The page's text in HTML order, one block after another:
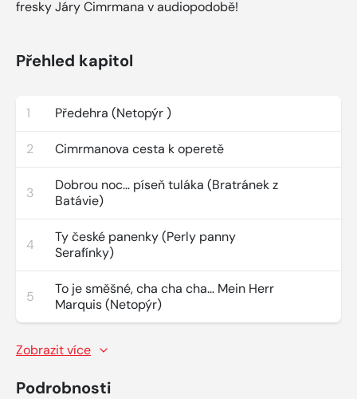
fresky Járy Cimrmana v audiopodobě!
Přehled kapitol
1 Předehra (Netopýr )
2 Cimrmanova cesta k operetě
3
Dobrou noc… píseň tuláka (Bratránek z
Batávie)
4
Ty české panenky (Perly panny
Serafínky)
5
To je směšné, cha cha cha… Mein Herr
Marquis (Netopýr)
Zobrazit více
Podrobnosti